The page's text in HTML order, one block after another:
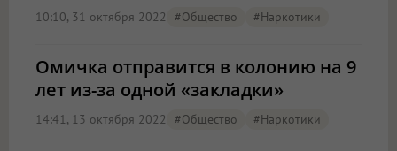
10:10, 31 октября 2022 #Общество #наркотики
Омичка отправится в колонию на 9
лет из-за одной «закладки»
14:41, 13 октября 2022 #Общество #наркотики